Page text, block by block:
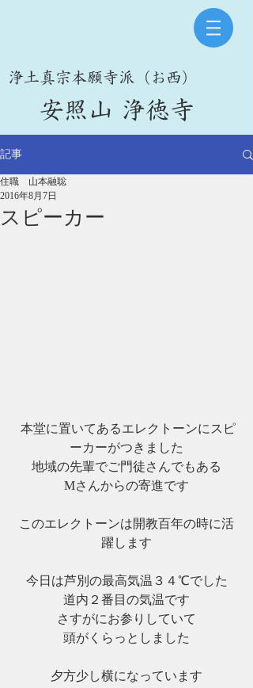
​浄土真宗本願寺派（お西）
​安照山 浄徳寺
記事
スピーカー
住職 山本融聡
2016年8月7日
ーカーがつきました
地域の先輩でご門徒さんでもある
Mさんからの寄進です
このエレクトーンは開教百年の時に活
躍します
今日は芦別の最高気温３４℃でした
道内２番目の気温です
さすがにお参りしていて
頭がくらっとしました
夕方少し横になっています